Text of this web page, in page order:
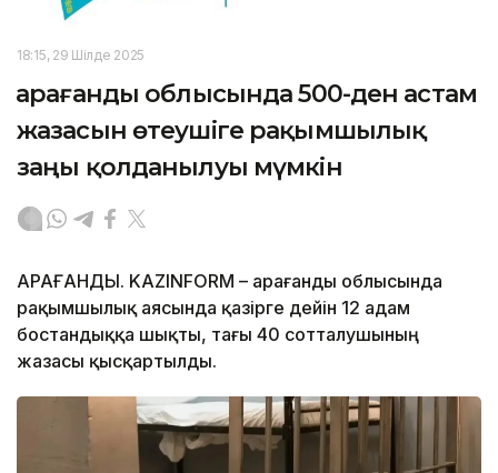
18:15, 29 Шілде 2025
Қарағанды облысында 500-ден астам
жазасын өтеушіге рақымшылық
заңы қолданылуы мүмкін
ҚАРАҒАНДЫ. KAZINFORM – Қарағанды облысында
рақымшылық аясында қазірге дейін 12 адам
бостандыққа шықты, тағы 40 сотталушының
жазасы қысқартылды.